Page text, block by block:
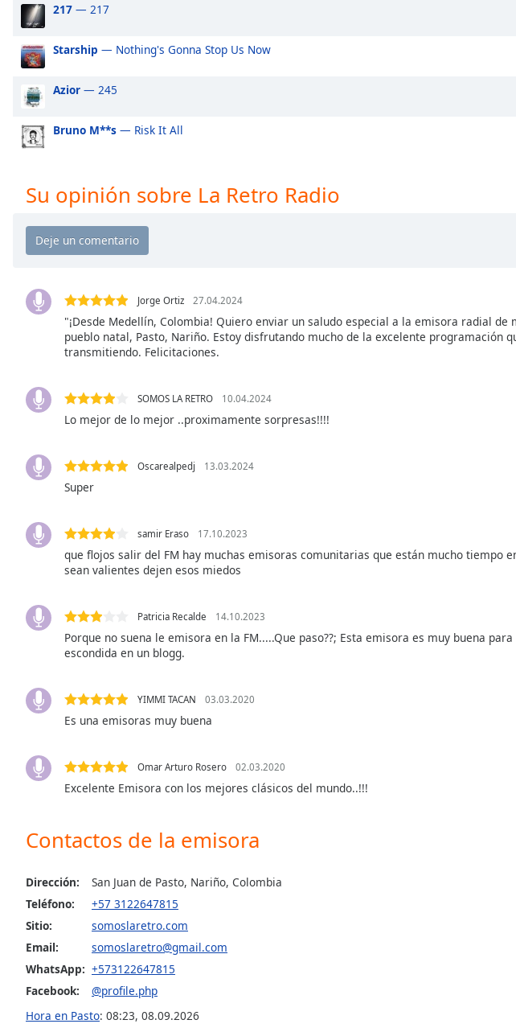
in-
Picture
This
modal
window.
dialog
Escape
close
Color
Color
Caption
Background
Opacity
Font
Edge
Family
Reset
Done
Close
217 — 217
Starship — Nothing's Gonna Stop Us Now
Azior — 245
Bruno M**s — Risk It All
Su opinión sobre La Retro Radio
Jorge Ortiz 27.04.2024
"¡Desde Medellín, Colombia! Quiero enviar un saludo especial a la emisora radial de
pueblo natal, Pasto, Nariño. Estoy disfrutando mucho de la excelente programación
transmitiendo. Felicitaciones.
SOMOS LA RETRO 10.04.2024
Lo mejor de lo mejor ..proximamente sorpresas!!!!
Oscarealpedj 13.03.2024
Super
samir Eraso 17.10.2023
que flojos salir del FM hay muchas emisoras comunitarias que están mucho tiempo
sean valientes dejen esos miedos
Patricia Recalde 14.10.2023
Porque no suena le emisora en la FM.....Que paso??; Esta emisora es muy buena
escondida en un blogg.
YIMMI TACAN 03.03.2020
Es una emisoras muy buena
Omar Arturo Rosero 02.03.2020
Excelente Emisora con los mejores clásicos del mundo..!!!
Contactos de la emisora
Dirección:
San Juan de Pasto, Nariño, Colombia
Teléfono:
+57 3122647815
Sitio:
somoslaretro.com
Email:
somoslaretro@gmail.com
WhatsApp: +573122647815
Facebook:
@profile.php
Hora en Pasto: 08:23, 08.09.2026